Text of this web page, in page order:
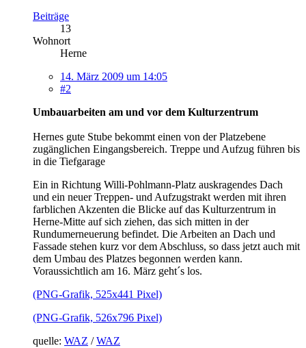
Beiträge
13
Wohnort
Herne
14. März 2009 um 14:05
#2
Umbauarbeiten am und vor dem Kulturzentrum
Hernes gute Stube bekommt einen von der Platzebene
zugänglichen Eingangsbereich. Treppe und Aufzug führen bis
in die Tiefgarage
Ein in Richtung Willi-Pohlmann-Platz auskragendes Dach
und ein neuer Treppen- und Aufzugstrakt werden mit ihren
farblichen Akzenten die Blicke auf das Kulturzentrum in
Herne-Mitte auf sich ziehen, das sich mitten in der
Rundumerneuerung befindet. Die Arbeiten an Dach und
Fassade stehen kurz vor dem Abschluss, so dass jetzt auch mit
dem Umbau des Platzes begonnen werden kann.
Voraussichtlich am 16. März geht´s los.
(PNG-Grafik, 525x441 Pixel)
(PNG-Grafik, 526x796 Pixel)
quelle: WAZ /WAZ